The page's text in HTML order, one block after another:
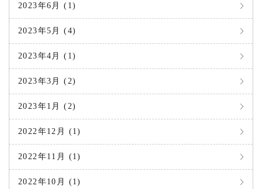
2023年6月 (1)
2023年5月 (4)
2023年4月 (1)
2023年3月 (2)
2023年1月 (2)
2022年12月 (1)
2022年11月 (1)
2022年10月 (1)